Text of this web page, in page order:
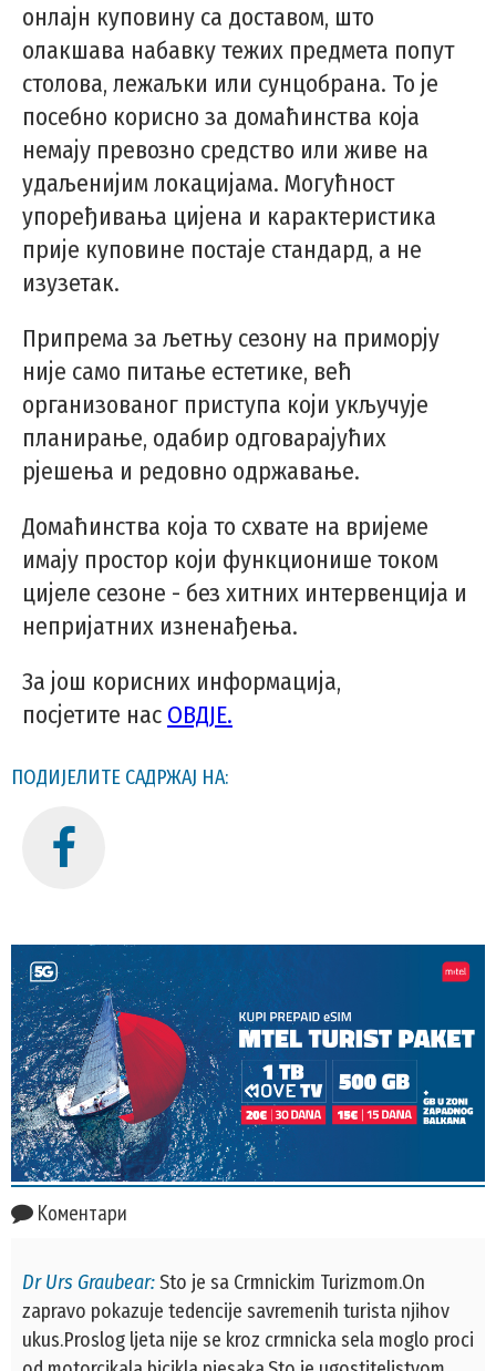
онлајн куповину са доставом, што
олакшава набавку тежих предмета попут
столова, лежаљки или сунцобрана. То је
посебно корисно за домаћинства која
немају превозно средство или живе на
удаљенијим локацијама. Могућност
упоређивања цијена и карактеристика
прије куповине постаје стандард, а не
изузетак.
Припрема за љетњу сезону на приморју
није само питање естетике, већ
организованог приступа који укључује
планирање, одабир одговарајућих
рјешења и редовно одржавање.
Домаћинства која то схвате на вријеме
имају простор који функционише током
цијеле сезоне - без хитних интервенција и
непријатних изненађења.
За још корисних информација,
посјетите нас ОВДЈЕ.
ПОДИЈЕЛИТЕ САДРЖАЈ НА:
Коментари
Dr Urs Graubear:Sto je sa Crmnickim Turizmom.On
zapravo pokazuje tedencije savremenih turista njihov
ukus.Proslog ljeta nije se kroz crmnicka sela moglo proci